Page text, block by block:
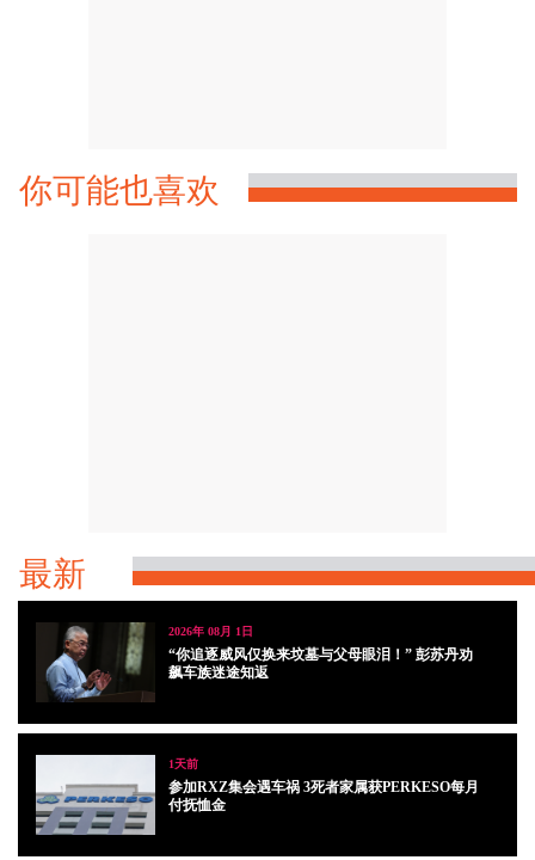
你可能也喜欢
最新
2026年 08月 1日
“你追逐威风仅换来坟墓与父母眼泪！” 彭苏丹劝
飙车族迷途知返
1天前
参加RXZ集会遇车祸 3死者家属获PERKESO每月
付抚恤金